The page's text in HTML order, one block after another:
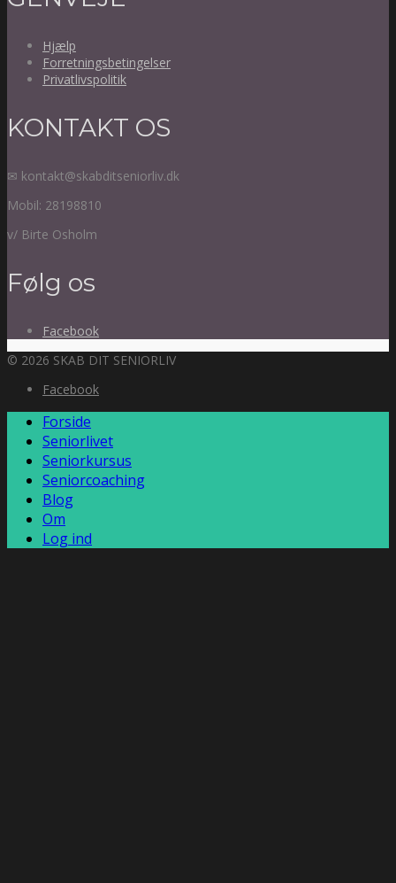
Hjælp
Forretningsbetingelser
Privatlivspolitik
KONTAKT OS
✉ kontakt@skabditseniorliv.dk
Mobil: 28198810
v/ Birte Osholm
Følg os
Facebook
© 2026 SKAB DIT SENIORLIV
Facebook
Forside
Seniorlivet
Seniorkursus
Seniorcoaching
Blog
Om
Log ind